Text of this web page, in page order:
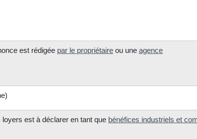
est rédigée par le propriétaire ou une agence
est à déclarer en tant que bénéfices industriels et